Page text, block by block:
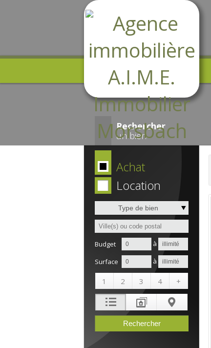
Rechercher
un bien
Achat
Location
Type de bien
Budget à
Surface à
1 2 3 4 +